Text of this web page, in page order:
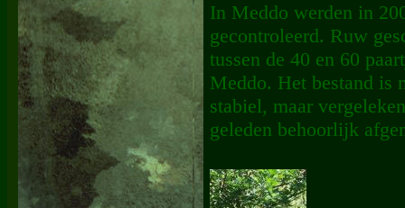
In Meddo werden in
gecontroleerd. Ruw
tussen de 40 en 60
Meddo. Het bestand is
stabiel, maar
geleden behoorlijk